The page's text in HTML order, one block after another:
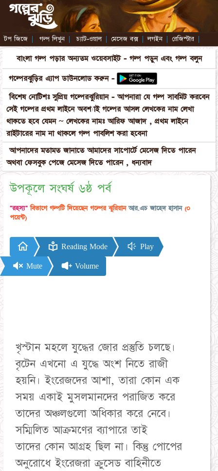
টপ জিজে | গল্প লিখুন | চ্যাট-ওয়াল | মেসেজ বক্স | লগইন | রেজিস্টার |
বাংলা গল্প পড়ার অন্যতম ওয়েবসাইট - গল্প পড়ুন এবং গল্প বলুন
গল্পেরঝুড়ির এ্যাপ ডাউনলোড করুন -
বিশেষ নোটিশঃ সুপ্রিয় গল্পেরঝুরিয়ান - আপনারা যে গল্প সাবমিট করবেন
সেই গল্পের প্রথম লাইনে অবশ্যাই গল্পের আসল লেখকের নাম লেখা
থাকতে হবে যেমন ~ লেখকের নামঃ আরিফ আজাদ , প্রথম লাইনে
রাইটারের নাম না থাকলে গল্প পাবলিশ করা হবেনা
আপনাদের মতামত জানাতে আমাদের সাপোর্টে মেসেজ দিতে পারেন
অথবা ফেসবুক পেজে মেসেজ দিতে পারেন , ধন্যবাদ
উপকূলে সংঘর্ষ ৬ষ্ঠ পর্ব
"রহস্য" বিভাগে গল্পটি দিয়েছেন গল্পের ঝুরিয়ানআর.এচ জাহেদ হাসান(০
পয়েন্ট)
Reading Mode Play
Mute Volume
খৃস্টান মহলে যুদ্ধের জোর প্রস্তুতি চলছে।
বৃটেন এখনো এ যুদ্ধে অংশ নিতে রাজী
হয়নি। ইংরেজদের আশা, তারা কোন এক
সময় একাই মুসলমানদের পরাজিত করে
তাদের অঞ্চলগুলো অধিকার করে নেবে।
সম্মিলিত আক্রমণের ব্যাপারে তাই
তাদের কোন আগ্রহ ছিল না। কিন্তু পোপের
অনুরোধে ইংরেজরা ক্রুসেড বাহিনীতে